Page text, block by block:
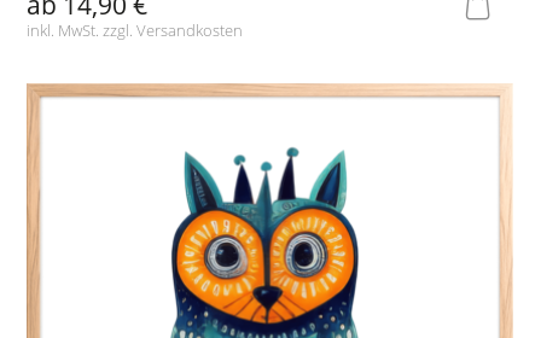
inkl. MwSt. zzgl.Versandkosten